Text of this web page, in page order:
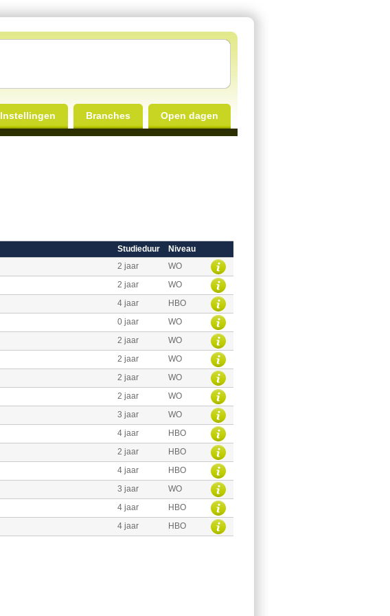
Instellingen Branches Open dagen
Studieduur
Niveau
2 jaar
WO
2 jaar
WO
4 jaar
HBO
0 jaar
WO
2 jaar
WO
2 jaar
WO
2 jaar
WO
2 jaar
WO
3 jaar
WO
4 jaar
HBO
2 jaar
HBO
4 jaar
HBO
3 jaar
WO
4 jaar
HBO
4 jaar HBO